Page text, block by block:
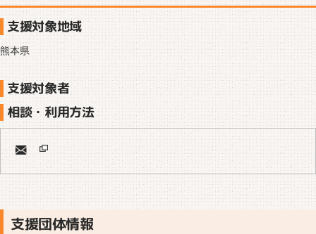
支援対象地域
熊本県
支援対象者
相談・利用方法
支援団体情報